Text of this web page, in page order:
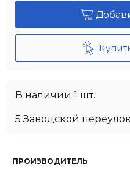
ПРОИЗВОДИТЕЛЬ
В наличии 1 шт.:
5 Заводской